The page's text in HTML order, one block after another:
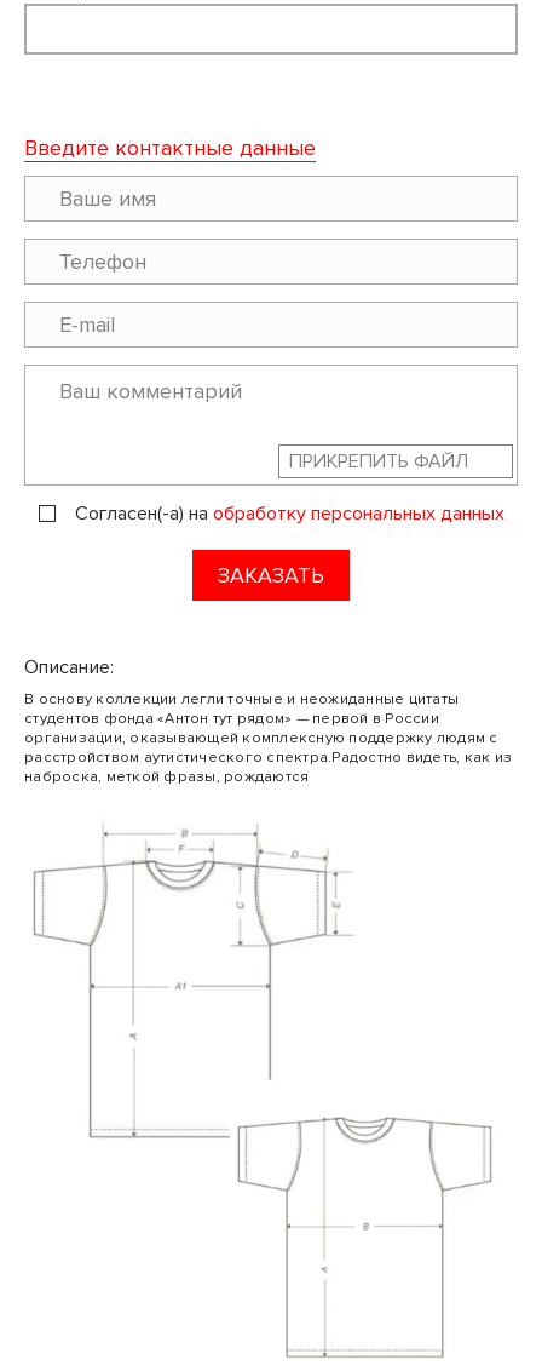
Введите контактные данные
ПРИКРЕПИТЬ ФАЙЛ
Согласен(-а) на обработку персональных данных
ЗАКАЗАТЬ
Описание:
В основу коллекции легли точные и неожиданные цитаты
студентов фонда «Антон тут рядом» — первой в России
организации, оказывающей комплексную поддержку людям с
расстройством аутистического спектра.Радостно видеть, как из
наброска, меткой фразы, рождаются